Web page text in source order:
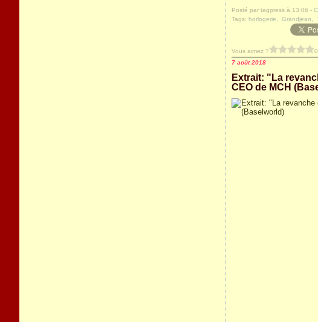
Posté par tagpress à 13:06 -
Tags: horlogerie Grandjean
Vous aimez ?
7 août 2018
Extrait: "La
CEO de MCH